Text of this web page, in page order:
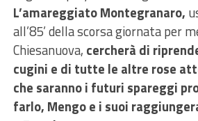
L’amareggiato Montegranaro,
all’85’ della scorsa giornata per
Chiesanuova, cercherà di
cugini e di tutte le altre rose
che saranno i futuri spareggi
farlo, Mengo e i suoi